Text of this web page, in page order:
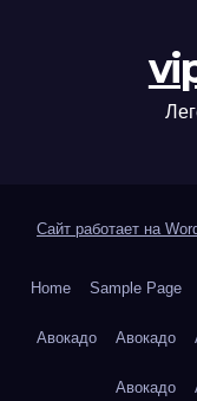
Сайт работает на
Home Sample Page
Авокадо Авокадо
Авокадо